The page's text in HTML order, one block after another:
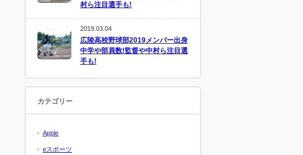
村ら注目選手も!
2019.03.04
広陵高校野球部2019メンバー出身
中学や部員数!監督や中村ら注目選
手も!
カテゴリー
Apple
eスポーツ